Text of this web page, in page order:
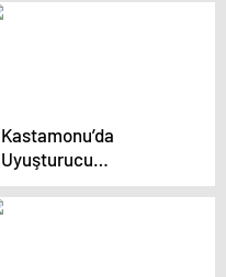
Kastamonu’da
Uyuşturucu
Operasyonu: 1
Tutuklama